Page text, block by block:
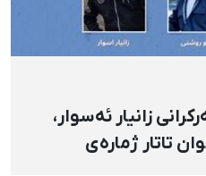
زانیار ئەسوار،
تاتار ژمارەی